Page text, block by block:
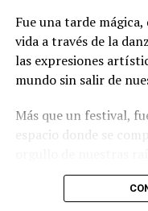
Fue una tarde
vida a través de la
las expresiones
mundo sin salir de
Más que un festival,
espacio donde se
recordó que, aunque
une el amor por